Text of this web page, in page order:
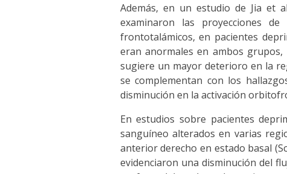
Además, en un estudio de Jia et
examinaron las proyecciones
frontotalámicos, en pacientes
eran anormales en ambos
sugiere un mayor deterioro en la
se complementan con los
disminución en la activación
En estudios sobre pacientes
sanguíneo alterados en varias
anterior derecho en estado basal
evidenciaron una disminución del